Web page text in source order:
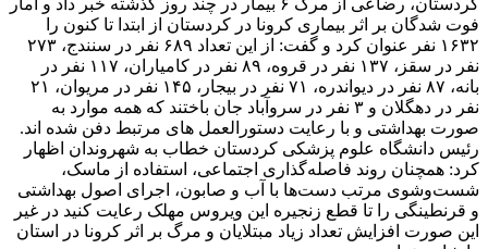
کردستان، رضاعی از مرگ ۶ بیمار در چند روز گذشته خبر داد و آمار
فوت شدگان بر اثر بیماری کرونا در کردستان از ابتدا تا کنون را
۱۶۳۲ نفر عنوان کرد و گفت: از این تعداد ۶۸۹ نفر در سنندج، ۲۷۳
نفر در سقز، ۱۳۷ نفر در قروه، ۸۹ نفر در کامیاران، ۱۱۷ نفر در
بانه، ۸۷ نفر در دیواندره، ۷۱ نفر در بیجار، ۱۴۵ نفر در مریوان، ۲۱
نفر در دهگلان و ۳ نفر در سروآباد جان ‌باختند که همه موارد به
صورت بهداشتی و با رعایت دستورالعمل های مرتبط دفن شده ‌اند.
رئیس دانشگاه علوم پزشکی کردستان خطاب به شهروندان اظهار
کرد: همچنان روند فاصله‌گذاری اجتماعی، استفاده از ماسک،
شست‌وشوی مرتب دست‌ها با آب و صابون، اجرای اصول بهداشتی
و قرنطینگی را تا قطع زنجیره این ویروس مهلک رعایت کنید در غیر
این صورت افزایش تعداد زیاد مبتلایان و مرگ بر اثر کرونا در استان